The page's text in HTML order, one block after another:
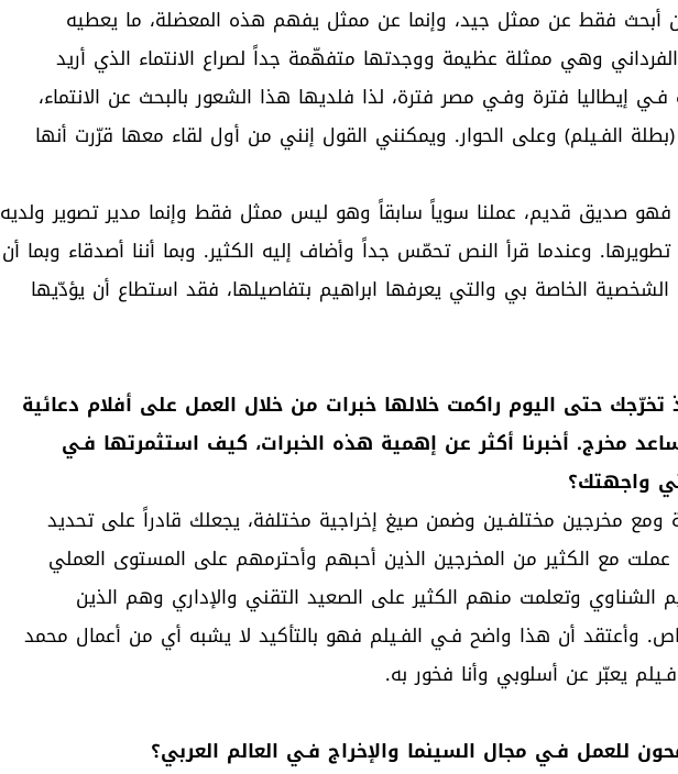
أبحث فقط عن ممثل جيد، وإنما عن ممثل يفهم هذه المعضلة، ما يعطيه
وهي ممثلة عظيمة ووجدتها متفهّمة جداً لصراع الانتماء الذي أريد
إيطاليا فترة وفـي مصر فترة، لذا فلديها هذا الشعور بالبحث عن الانتماء،
الفـيلم) وعلى الحوار. ويمكنني القول إنني من أول لقاء معها قرّرت أنها
فهو صديق قديم، عملنا سوياً سابقاً وهو ليس ممثل فقط وإنما مدير تصوير ولديه
وعندما قرأ النص تحمّس جداً وأضاف إليه الكثير. وبما أننا أصدقاء وبما أن
الشخصية الخاصة بي والتي يعرفها ابراهيم بتفاصيلها، فقد استطاع أن يؤدّيها
حتى اليوم راكمت خلالها خبرات من خلال العمل على أفلام دعائية
مخرج. أخبرنا أكثر عن إهمية هذه الخبرات، كيف استثمرتها فـي
واجهتك؟
ومع مخرجين مختلفـين وضمن صيغ إخراجية مختلفة، يجعلك قادراً على تحديد
عملت مع الكثير من المخرجين الذين أحبهم وأحترمهم على المستوى العملي
وتعلمت منهم الكثير على الصعيد التقني والإداري وهم الذين
وأعتقد أن هذا واضح فـي الفـيلم فهو بالتأكيد لا يشبه أي من أعمال محمد
يعبّر عن أسلوبي وأنا فخور به.
للعمل فـي مجال السينما والإخراج فـي العالم العربي؟